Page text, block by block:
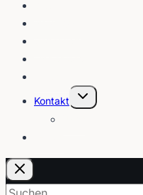
Kontakt
Untermenü
umschalten
Suchen